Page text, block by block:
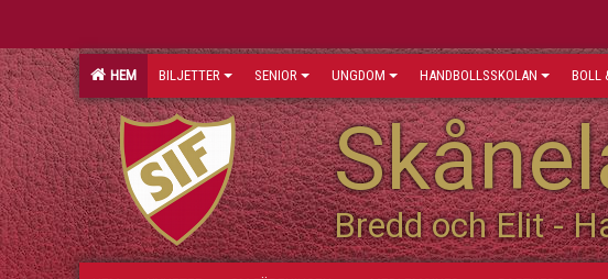
HEM BILJETTER SENIOR UNGDOM HANDBOLLSSKOLAN BOLL
Bredd och Elit -